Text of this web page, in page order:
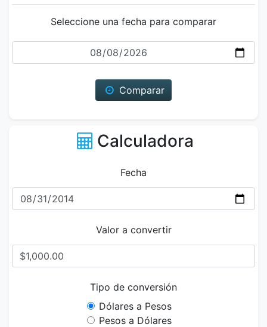
Seleccione una fecha para comparar
Fecha
Comparar
Calculadora
Fecha
Valor a convertir
Tipo de conversión
Dólares a Pesos
Pesos a Dólares